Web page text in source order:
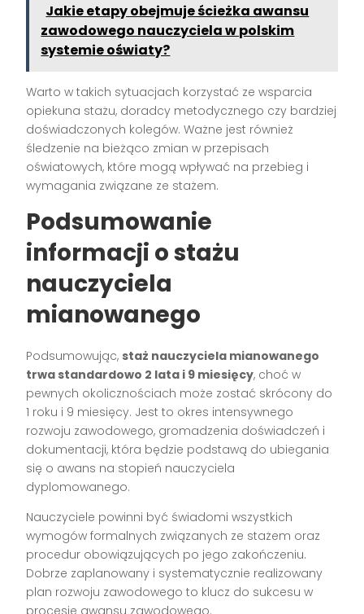
Jakie etapy obejmuje ścieżka awansu
zawodowego nauczyciela w polskim
systemie oświaty?
Warto w takich sytuacjach korzystać ze wsparcia
opiekuna stażu, doradcy metodycznego czy bardziej
doświadczonych kolegów. Ważne jest również
śledzenie na bieżąco zmian w przepisach
oświatowych, które mogą wpływać na przebieg i
wymagania związane ze stażem.
Podsumowanie
informacji o stażu
nauczyciela
mianowanego
Podsumowując, staż nauczyciela mianowanego
trwa standardowo 2 lata i 9 miesięcy, choć w
pewnych okolicznościach może zostać skrócony do
1 roku i 9 miesięcy. Jest to okres intensywnego
rozwoju zawodowego, gromadzenia doświadczeń i
dokumentacji, która będzie podstawą do ubiegania
się o awans na stopień nauczyciela
dyplomowanego.
Nauczyciele powinni być świadomi wszystkich
wymogów formalnych związanych ze stażem oraz
procedur obowiązujących po jego zakończeniu.
Dobrze zaplanowany i systematycznie realizowany
plan rozwoju zawodowego to klucz do sukcesu w
procesie awansu zawodowego.